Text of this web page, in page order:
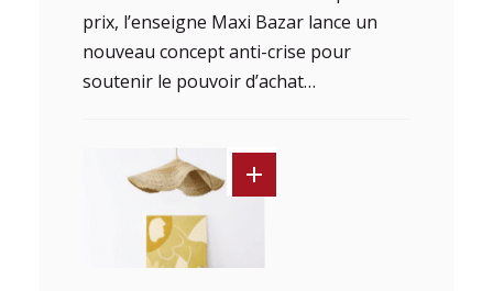
prix, l’enseigne Maxi Bazar lance un
nouveau concept anti-crise pour
soutenir le pouvoir d’achat…